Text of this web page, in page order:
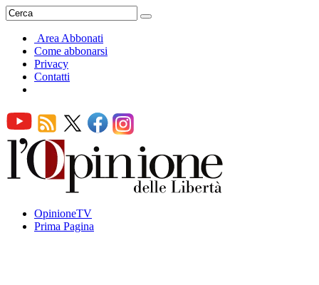
Area Abbonati
Come abbonarsi
Privacy
Contatti
OpinioneTV
Prima Pagina